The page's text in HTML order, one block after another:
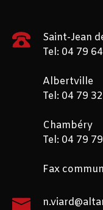
Saint-Jean
Tel: 04 79
Albertville
Tel: 04 79
Chambéry
Tel: 04 79
Fax